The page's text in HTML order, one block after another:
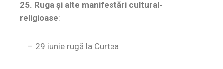
25. Ruga şi alte manifestări cultural-
religioase:
– 29 iunie rugă la Curtea